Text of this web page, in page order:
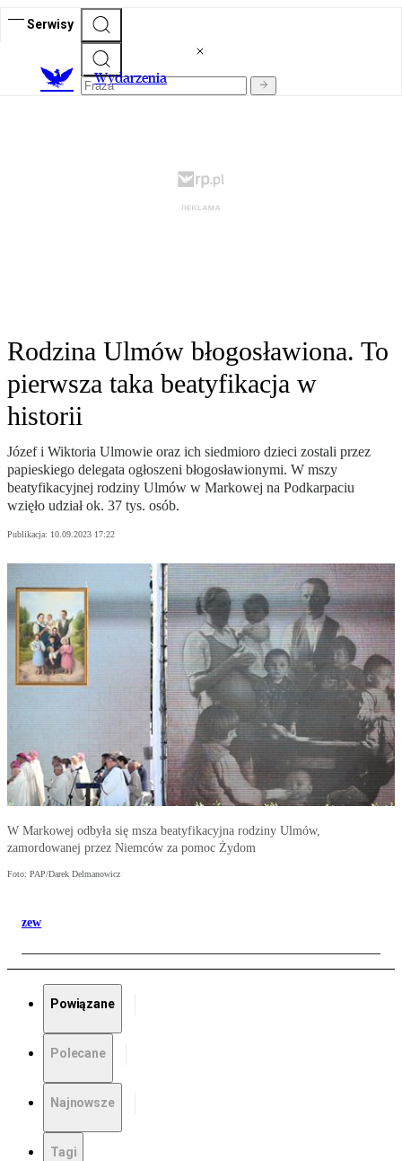
Serwisy
Wydarzenia
Rodzina Ulmów błogosławiona. To
pierwsza taka beatyfikacja w
historii
Józef i Wiktoria Ulmowie oraz ich siedmioro dzieci zostali przez
papieskiego delegata ogłoszeni błogosławionymi. W mszy
beatyfikacyjnej rodziny Ulmów w Markowej na Podkarpaciu
wzięło udział ok. 37 tys. osób.
Publikacja: 10.09.2023 17:22
W Markowej odbyła się msza beatyfikacyjna rodziny Ulmów,
zamordowanej przez Niemców za pomoc Żydom
Foto: PAP/Darek Delmanowicz
zew
Powiązane
Polecane
Najnowsze
Tagi